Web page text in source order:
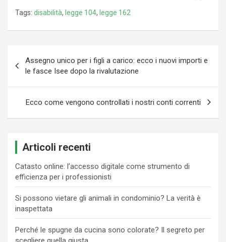
Tags: disabilità, legge 104, legge 162
articoli
Assegno unico per i figli a carico: ecco i nuovi importi e
le fasce Isee dopo la rivalutazione
Ecco come vengono controllati i nostri conti correnti
Articoli recenti
Catasto online: l’accesso digitale come strumento di
efficienza per i professionisti
Si possono vietare gli animali in condominio? La verità è
inaspettata
Perché le spugne da cucina sono colorate? Il segreto per